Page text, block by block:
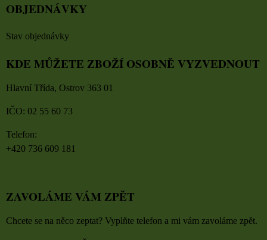
OBJEDNÁVKY
Stav objednávky
KDE MŮŽETE ZBOŽÍ OSOBNĚ VYZVEDNOUT
Hlavní Třída, Ostrov 363 01
IČO: 02 55 60 73
Telefon:
+420 736 609 181
ZAVOLÁME VÁM ZPĚT
Chcete se na něco zeptat? Vyplňte telefon a mi vám zavoláme zpět.